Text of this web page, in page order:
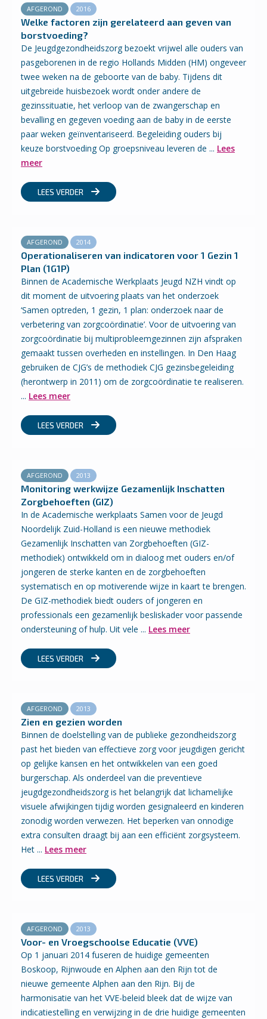
AFGEROND 2016
Welke factoren zijn gerelateerd aan geven van
borstvoeding?
De Jeugdgezondheidszorg bezoekt vrijwel alle ouders van
pasgeborenen in de regio Hollands Midden (HM) ongeveer
twee weken na de geboorte van de baby. Tijdens dit
uitgebreide huisbezoek wordt onder andere de
gezinssituatie, het verloop van de zwangerschap en
bevalling en gegeven voeding aan de baby in de eerste
paar weken geïnventariseerd. Begeleiding ouders bij
keuze borstvoeding Op groepsniveau leveren de ... Lees
meer
LEES VERDER
AFGEROND 2014
Operationaliseren van indicatoren voor 1 Gezin 1
Plan (1G1P)
Binnen de Academische Werkplaats Jeugd NZH vindt op
dit moment de uitvoering plaats van het onderzoek
‘Samen optreden, 1 gezin, 1 plan: onderzoek naar de
verbetering van zorgcoördinatie’. Voor de uitvoering van
zorgcoördinatie bij multiprobleemgezinnen zijn afspraken
gemaakt tussen overheden en instellingen. In Den Haag
gebruiken de CJG’s de methodiek CJG gezinsbegeleiding
(herontwerp in 2011) om de zorgcoördinatie te realiseren.
... Lees meer
LEES VERDER
AFGEROND 2013
Monitoring werkwijze Gezamenlijk Inschatten
Zorgbehoeften (GIZ)
In de Academische werkplaats Samen voor de Jeugd
Noordelijk Zuid-Holland is een nieuwe methodiek
Gezamenlijk Inschatten van Zorgbehoeften (GIZ-
methodiek) ontwikkeld om in dialoog met ouders en/of
jongeren de sterke kanten en de zorgbehoeften
systematisch en op motiverende wijze in kaart te brengen.
De GIZ-methodiek biedt ouders of jongeren en
professionals een gezamenlijk besliskader voor passende
ondersteuning of hulp. Uit vele ... Lees meer
LEES VERDER
AFGEROND 2013
Zien en gezien worden
Binnen de doelstelling van de publieke gezondheidszorg
past het bieden van effectieve zorg voor jeugdigen gericht
op gelijke kansen en het ontwikkelen van een goed
burgerschap. Als onderdeel van die preventieve
jeugdgezondheidszorg is het belangrijk dat lichamelijke
visuele afwijkingen tijdig worden gesignaleerd en kinderen
zonodig worden verwezen. Het beperken van onnodige
extra consulten draagt bij aan een efficiënt zorgsysteem.
Het ... Lees meer
LEES VERDER
AFGEROND 2013
Voor- en Vroegschoolse Educatie (VVE)
Op 1 januari 2014 fuseren de huidige gemeenten
Boskoop, Rijnwoude en Alphen aan den Rijn tot de
nieuwe gemeente Alphen aan den Rijn. Bij de
harmonisatie van het VVE-beleid bleek dat de wijze van
indicatiestelling en verwijzing in de drie huidige gemeenten